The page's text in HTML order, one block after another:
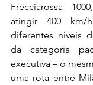
Frecciarossa
atingir 400
diferentes níveis
da categoria
executiva – o
uma rota entre